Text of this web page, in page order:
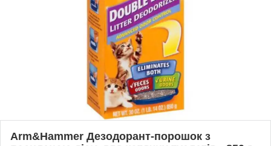
Arm&Hammer Дезодорант-порошок з